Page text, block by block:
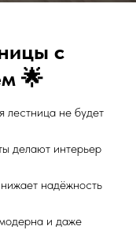
с
🌟
лестница не будет
делают интерьер
надёжность
и даже